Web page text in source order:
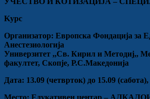
Kурс
Организатор: Европска Фондација за
Анестезиологија
Универзитет ,,Св. Кирил и Методиј,,
факултет, Скопје, Р.С.Македонија
Дата: 13.09 (четврток) до 15.09
Место: Едукативен центар –